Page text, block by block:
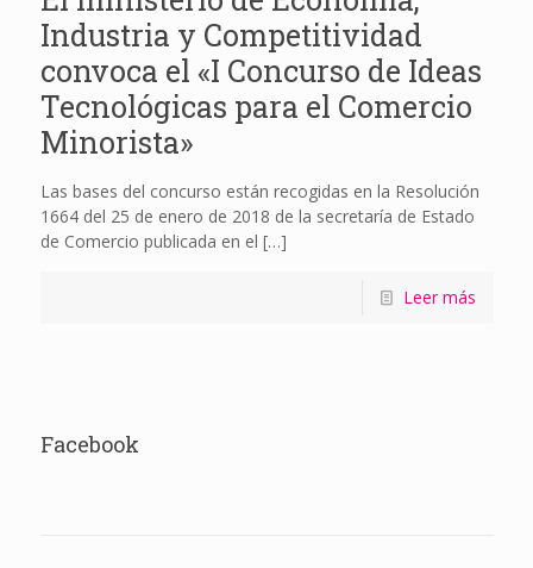
Industria y Competitividad
convoca el «I Concurso de Ideas
Tecnológicas para el Comercio
Minorista»
Las bases del concurso están recogidas en la Resolución
1664 del 25 de enero de 2018 de la secretaría de Estado
de Comercio publicada en el […]
Leer más
Facebook